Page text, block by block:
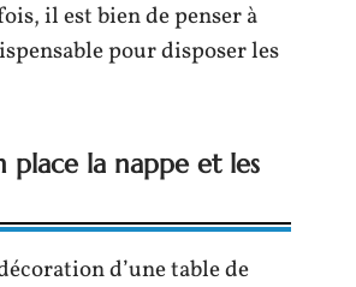
il est bien de penser à
pour disposer les
place la nappe et les
d’une table de